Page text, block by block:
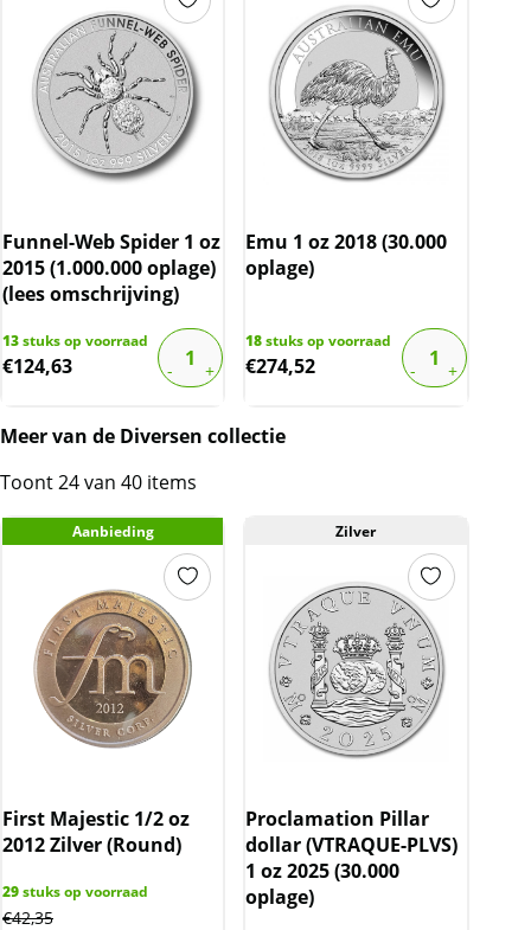
Funnel-Web Spider 1 oz
2015 (1.000.000 oplage)
(lees omschrijving)
13stuks op voorraad
€124,63
Emu 1 oz 2018 (30.000
oplage)
18stuks op voorraad
€274,52
Meer van de Diversen collectie
Toont 24 van 40 items
Aanbieding
First Majestic 1/2 oz
2012 Zilver (Round)
29stuks op voorraad
€42,35
Zilver
Proclamation Pillar
dollar (VTRAQUE-PLVS)
1 oz 2025 (30.000
oplage)